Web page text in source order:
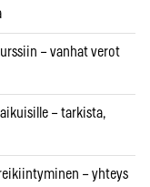
– vanhat verot
– tarkista,
– yhteys